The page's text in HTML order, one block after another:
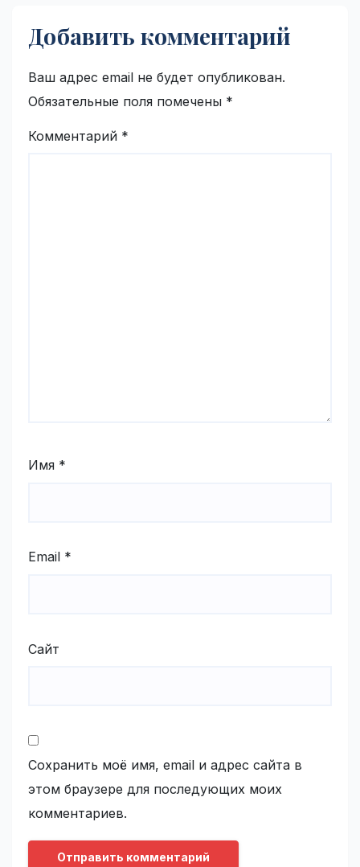
Добавить комментарий
Ваш адрес email не будет опубликован.
Обязательные поля помечены *
Комментарий *
Имя *
Email *
Сайт
Сохранить моё имя, email и адрес сайта в
этом браузере для последующих моих
комментариев.